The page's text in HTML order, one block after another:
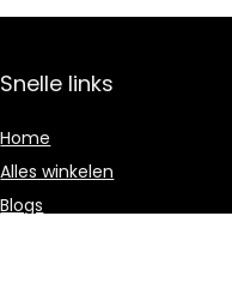
Snelle links
Home
Alles winkelen
Blogs